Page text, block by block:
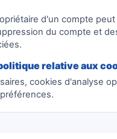
d'un compte peut
du compte et
relative aux
cookies d'analyse